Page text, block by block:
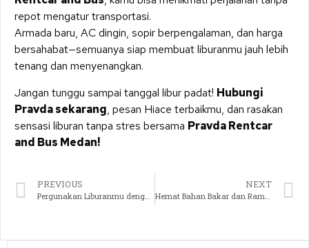
repot mengatur transportasi.
Armada baru, AC dingin, sopir berpengalaman, dan harga
bersahabat—semuanya siap membuat liburanmu jauh lebih
tenang dan menyenangkan.
Jangan tunggu sampai tanggal libur padat! Hubungi
Pravda sekarang, pesan Hiace terbaikmu, dan rasakan
sensasi liburan tanpa stres bersama Pravda Rentcar
and Bus Medan!
PREVIOUS NEXT